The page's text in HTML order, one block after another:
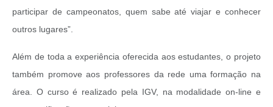
participar de campeonatos, quem sabe até viajar e conhecer
outros lugares”.
Além de toda a experiência oferecida aos estudantes, o projeto
também promove aos professores da rede uma formação na
área. O curso é realizado pela IGV, na modalidade on-line e